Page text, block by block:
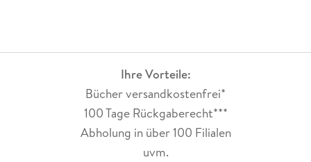
Ihre Vorteile:
Bücher versandkostenfrei*
100 Tage Rückgaberecht***
Abholung in über 100 Filialen
uvm.